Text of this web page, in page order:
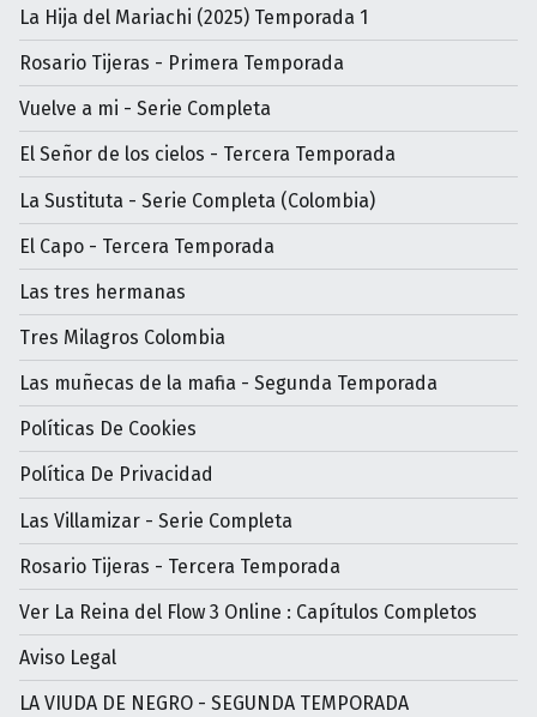
La Hija del Mariachi (2025) Temporada 1
Rosario Tijeras - Primera Temporada
Vuelve a mi - Serie Completa
El Señor de los cielos - Tercera Temporada
La Sustituta - Serie Completa (Colombia)
El Capo - Tercera Temporada
Las tres hermanas
Tres Milagros Colombia
Las muñecas de la mafia - Segunda Temporada
Políticas De Cookies
Política De Privacidad
Las Villamizar - Serie Completa
Rosario Tijeras - Tercera Temporada
Ver La Reina del Flow 3 Online : Capítulos Completos
Aviso Legal
LA VIUDA DE NEGRO - SEGUNDA TEMPORADA